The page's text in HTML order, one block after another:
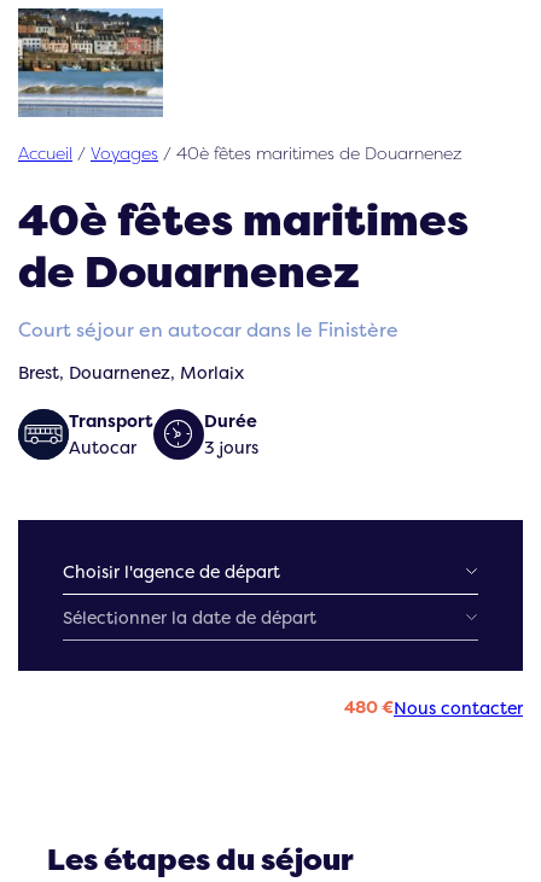
Accueil / Voyages / 40è fêtes maritimes de Douarnenez
40è fêtes maritimes
de Douarnenez
Court séjour en autocar dans le Finistère
Brest, Douarnenez, Morlaix
Transport
Autocar
Durée
3 jours
480 €Nous contacter
Les étapes du séjour